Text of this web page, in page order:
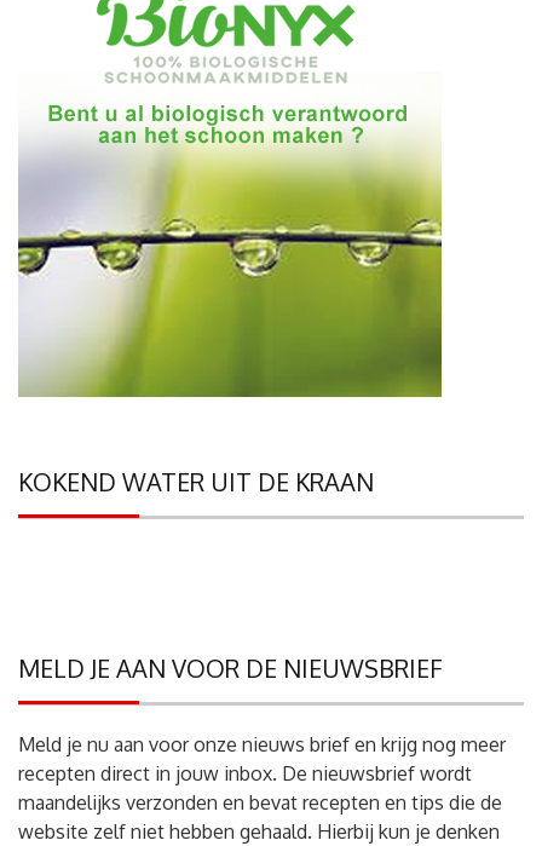
KOKEND WATER UIT DE KRAAN
MELD JE AAN VOOR DE NIEUWSBRIEF
Meld je nu aan voor onze nieuws brief en krijg nog meer
recepten direct in jouw inbox. De nieuwsbrief wordt
maandelijks verzonden en bevat recepten en tips die de
website zelf niet hebben gehaald. Hierbij kun je denken